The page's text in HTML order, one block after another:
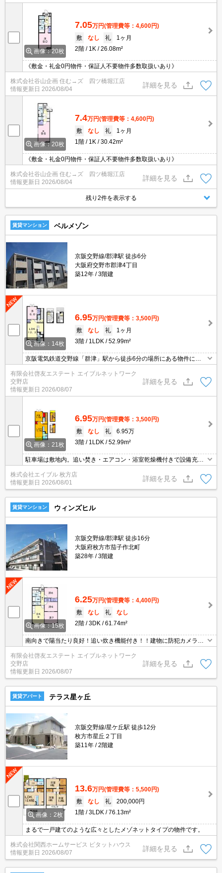
画像：20枚
7.05万円(管理費等：4,600円)
敷
なし 礼
1ヶ月
2階
1K 26.08m²
《敷金・礼金0円物件・保証人不要物件多数取扱いあり》
株式会社谷山企画 住む→ズ 四ツ橋堀江店
情報更新日 2026/08/04
詳細を見る
画像：20枚
7.4万円(管理費等：4,600円)
敷
なし 礼
1ヶ月
1階
1K 30.42m²
《敷金・礼金0円物件・保証人不要物件多数取扱いあり》
株式会社谷山企画 住む→ズ 四ツ橋堀江店
情報更新日 2026/08/04
詳細を見る
残り2件を表示する
賃貸マンション ベルメゾン
京阪交野線/郡津駅 徒歩6分
大阪府交野市郡津4丁目
築12年
3階建
画像：14枚
6.95万円(管理費等：3,500円)
敷
なし 礼
1ヶ月
3階
1LDK 52.99m²
京阪電気鉄道交野線「群津」駅から徒歩6分の場所にある物件にな
ります。近くに万代やエディオンがあるので、一人暮らしを始めら
れるかたも不便なく生活できますね♪ 人気の設備もそろっています
ので、ぜひ一度ご覧になってみてください！！
有限会社啓友エステート エイブルネットワーク
交野店
情報更新日 2026/08/07
詳細を見る
画像：21枚
6.95万円(管理費等：3,500円)
敷
なし 礼
6.95万
3階
1LDK 52.99m²
駐車場は敷地内。追い焚き・エアコン・浴室乾燥機付きで設備充
実！。
株式会社エイブル 枚方店
情報更新日 2026/08/01
詳細を見る
賃貸マンション ウィンズヒル
京阪交野線/郡津駅 徒歩16分
大阪府枚方市茄子作北町
築28年
3階建
画像：15枚
6.25万円(管理費等：4,400円)
敷
なし 礼
なし
2階
3DK 61.74m²
南向きで陽当たり良好！追い炊き機能付き！！建物に防犯カメラ、
インターホンはカメラ付きなので、防犯面が気になる方にも◎
有限会社啓友エステート エイブルネットワーク
交野店
情報更新日 2026/08/07
詳細を見る
賃貸アパート テラス星ヶ丘
京阪交野線/星ケ丘駅 徒歩12分
枚方市星丘２丁目
築11年
2階建
画像：2枚
13.6万円(管理費等：5,500円)
敷
なし 礼
200,000円
1階
3LDK 76.13m²
まるで一戸建てのような広々としたメゾネットタイプの物件です。
株式会社関西ホームサービス ピタットハウス
情報更新日 2026/08/07
詳細を見る